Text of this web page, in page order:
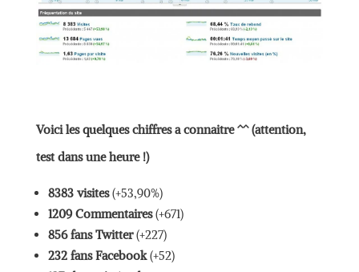
Voici les quelques chiffres a connaitre ^^ (attention,
test dans une heure !)
8383 visites(+53,90%)
1209 Commentaires(+671)
856 fans Twitter(+227)
232 fans Facebook(+52)